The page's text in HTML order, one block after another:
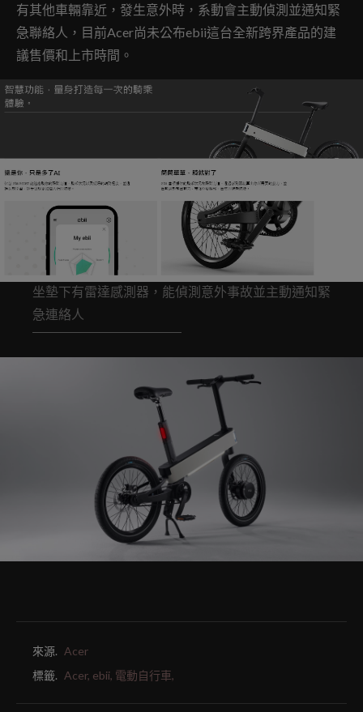
有其他車輛靠近，發生意外時，系動會主動偵測並通知緊
急聯絡人，目前Acer尚未公布ebii這台全新跨界產品的建
議售價和上市時間。
坐墊下有雷達感測器，能偵測意外事故並主動通知緊
急連絡人
來源. Acer
標籤. Acer, ebii, 電動自行車,